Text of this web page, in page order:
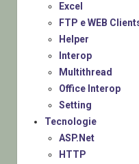
Excel
FTP e WEB
Helper
Interop
Multithread
Office Interop
Setting
Tecnologie
ASP.Net
HTTP